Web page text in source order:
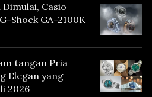
Casio
Shock GA-2100K
tangan Pria
Elegan yang
2026